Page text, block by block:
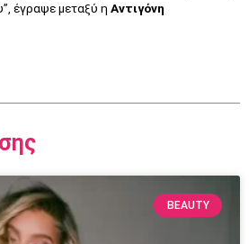
έγραψε μεταξύ η Αντιγόνη
BEAUTY